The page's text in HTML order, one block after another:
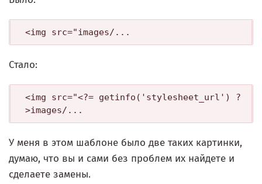
<img src="images/...
Стало:
<img src="<?= getinfo('stylesheet_url') ?
>images/...
У меня в этом шаблоне было две таких картинки,
думаю, что вы и сами без проблем их найдете и
сделаете замены.